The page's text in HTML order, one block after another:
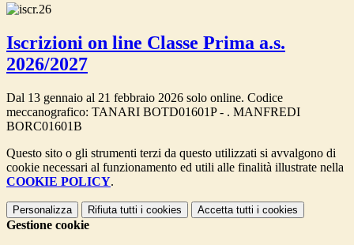
Iscrizioni on line Classe Prima a.s.
2026/2027
Dal 13 gennaio al 21 febbraio 2026 solo online. Codice
meccanografico: TANARI BOTD01601P - . MANFREDI
BORC01601B
Questo sito o gli strumenti terzi da questo utilizzati si avvalgono di
cookie necessari al funzionamento ed utili alle finalità illustrate nella
COOKIE POLICY.
Personalizza Rifiuta tutti i cookies Accetta tutti i cookies
Gestione cookie